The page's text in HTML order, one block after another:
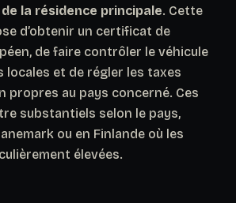
la résidence principale. Cette
d’obtenir un certificat de
de faire contrôler le véhicule
locales et de régler les taxes
propres au pays concerné. Ces
substantiels selon le pays,
ou en Finlande où les
élevées.